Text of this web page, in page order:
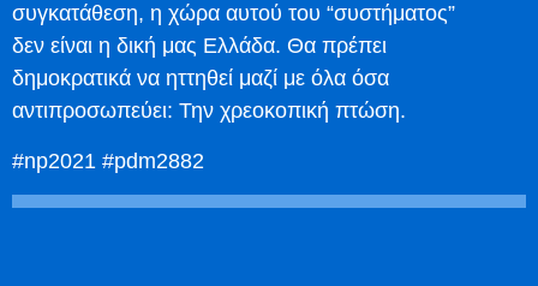
συγκατάθεση, η χώρα αυτού του “συστήματος”
δεν είναι η δική μας Ελλάδα. Θα πρέπει
δημοκρατικά να ηττηθεί μαζί με όλα όσα
αντιπροσωπεύει: Την χρεοκοπική πτώση.
#np2021 #pdm2882